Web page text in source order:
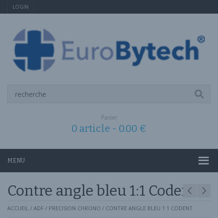
LOGIN
Panier
0 article - 0.00 €
MENU
Contre angle bleu 1:1 Codent
ACCUEIL / ADF / PRECISION CHRONO / CONTRE ANGLE BLEU 1:1 CODENT